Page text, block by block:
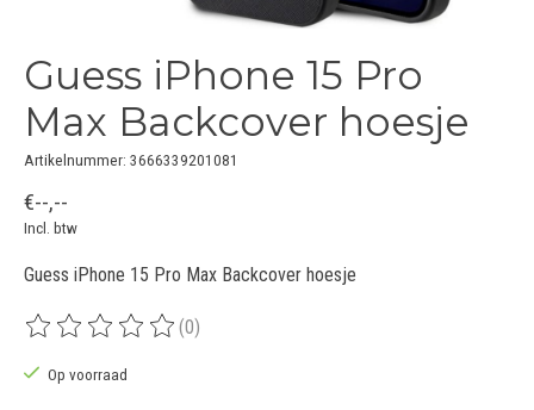
Guess iPhone 15 Pro
Max Backcover hoesje
Artikelnummer: 3666339201081
€--,--
Incl. btw
Guess iPhone 15 Pro Max Backcover hoesje
De beoordeling van dit product is
(0)
Op voorraad